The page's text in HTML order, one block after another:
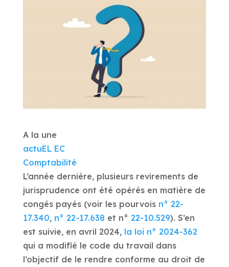
A la une
actuEL EC
Comptabilité
L’année dernière, plusieurs revirements de
jurisprudence ont été opérés en matière de
congés payés (voir les pourvois n° 22-
17.340, n° 22-17.638 et n° 22-10.529). S’en
est suivie, en avril 2024, la loi n° 2024-362
qui a modifié le code du travail dans
l’objectif de le rendre conforme au droit de